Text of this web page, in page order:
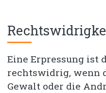
Eine Erpressung ist
rechtswidrig, wenn
Gewalt oder die